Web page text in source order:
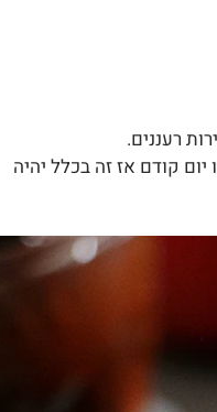
רעננים.
קודם אז זה בכלל יהיה